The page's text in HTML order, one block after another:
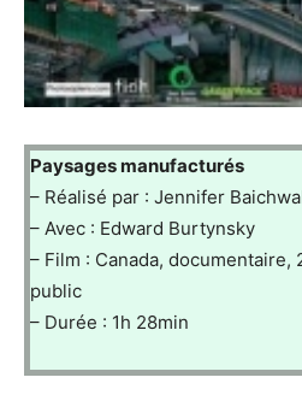
Paysages manufacturés
– Réalisé par : Jennifer
– Avec : Edward Burtynsky
– Film : Canada, documentaire,
public
– Durée : 1h 28min